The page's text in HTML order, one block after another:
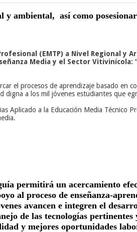
ambiental, así como
(EMTP) a Nivel Regional y
Media y el Sector Vitivinícola:
el procesos de aprendizaje basado en
digna a los mil jóvenes estudiantes que
Aplicado a la Educación Media Técnico
permitirá un acercamiento
al proceso de enseñanza-
avancen e integren el
de las tecnologías
y mejores oportunidades